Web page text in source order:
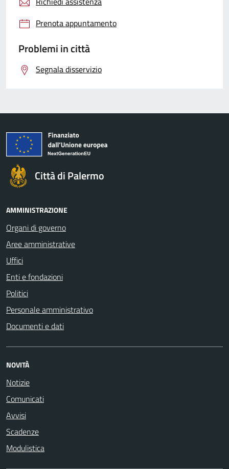
Prenota appuntamento
Problemi in città
Segnala disservizio
Città di Palermo
AMMINISTRAZIONE
Organi di governo
Aree amministrative
Uffici
Enti e fondazioni
Politici
Personale amministrativo
Documenti e dati
NOVITÀ
Notizie
Comunicati
Avvisi
Scadenze
Modulistica